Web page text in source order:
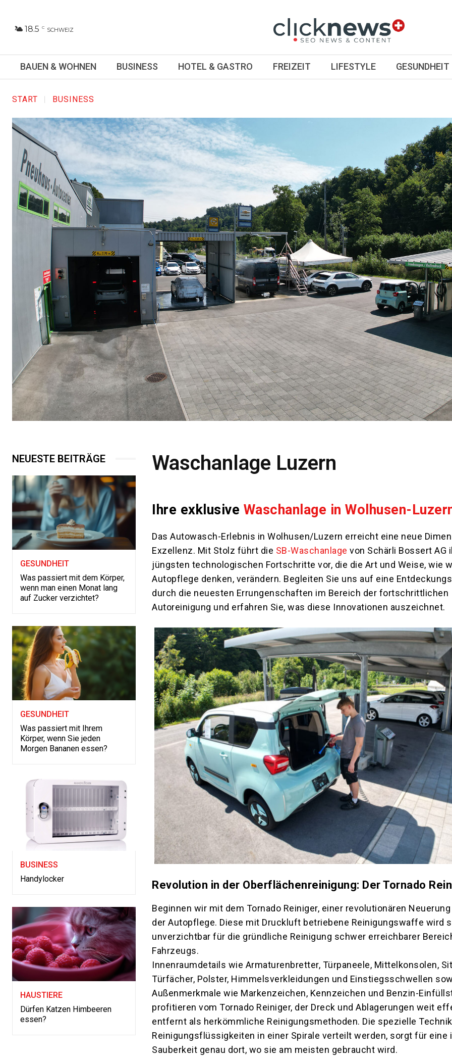
18.5 C SCHWEIZ
BAUEN & WOHNEN BUSINESS HOTEL & GASTRO FREIZEIT LIFESTYLE GESUNDHEIT
START BUSINESS
NEUESTE BEITRÄGE
GESUNDHEIT
Was passiert mit dem Körper,
wenn man einen Monat lang
auf Zucker verzichtet?
GESUNDHEIT
Was passiert mit Ihrem
Körper, wenn Sie jeden
Morgen Bananen essen?
BUSINESS
Handylocker
HAUSTIERE
Dürfen Katzen Himbeeren
essen?
Waschanlage Luzern
Ihre exklusive Waschanlage in Wolhusen-
Das Autowasch-Erlebnis in Wolhusen/Luzern erreicht eine neue
Exzellenz. Mit Stolz führt die SB-Waschanlage von Schärli Bossert AG
jüngsten technologischen Fortschritte vor, die die Art und Weise, wie
Autopflege denken, verändern. Begleiten Sie uns auf eine
durch die neuesten Errungenschaften im Bereich der fortschrittlichen
Autoreinigung und erfahren Sie, was diese Innovationen auszeichnet.
Revolution in der Oberflächenreinigung: Der Tornado
Beginnen wir mit dem Tornado Reiniger, einer revolutionären
der Autopflege. Diese mit Druckluft betriebene Reinigungswaffe wird
unverzichtbar für die gründliche Reinigung schwer erreichbarer
Fahrzeugs.
Innenraumdetails wie Armaturenbretter, Türpaneele, Mittelkonsolen,
Türfächer, Polster, Himmelsverkleidungen und Einstiegsschwellen
Außenmerkmale wie Markenzeichen, Kennzeichen und Benzin-
profitieren vom Tornado Reiniger, der Dreck und Ablagerungen weit
entfernt als herkömmliche Reinigungsmethoden. Die spezielle
Reinigungsflüssigkeiten in einer Spirale verteilt werden, sorgt für eine
Sauberkeit genau dort, wo sie am meisten gebraucht wird.